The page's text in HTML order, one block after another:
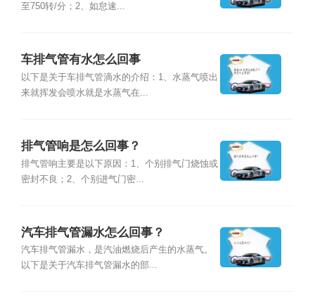
至750转/分；2、如怠速...
车排气管有水怎么回事
以下是关于车排气管滴水的介绍：1、水蒸气喷出
来就挥发会喷水就是水蒸气在...
排气管响是怎么回事？
排气管响主要是以下原因：1、个别排气门烧蚀或
密封不良；2、个别进气门密...
汽车排气管漏水怎么回事？
汽车排气管漏水，是汽油燃烧后产生的水蒸气。
以下是关于汽车排气管漏水的部...